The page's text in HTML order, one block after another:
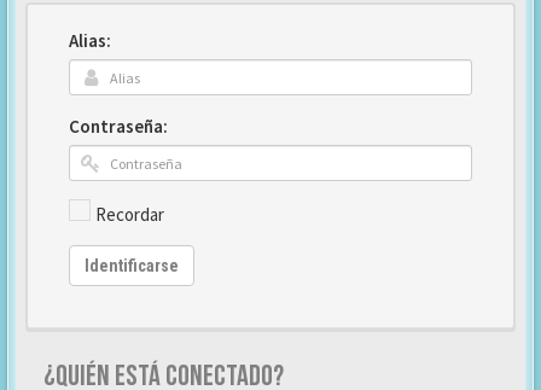
Alias:
Contraseña:
Recordar
Identificarse
¿QUIÉN ESTÁ CONECTADO?